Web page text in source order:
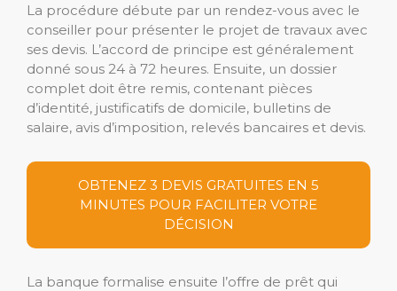
La procédure débute par un rendez-vous avec le
conseiller pour présenter le projet de travaux avec
ses devis. L’accord de principe est généralement
donné sous 24 à 72 heures. Ensuite, un dossier
complet doit être remis, contenant pièces
d’identité, justificatifs de domicile, bulletins de
salaire, avis d’imposition, relevés bancaires et devis.
OBTENEZ 3 DEVIS GRATUITES EN 5
MINUTES POUR FACILITER VOTRE
DÉCISION
La banque formalise ensuite l’offre de prêt qui